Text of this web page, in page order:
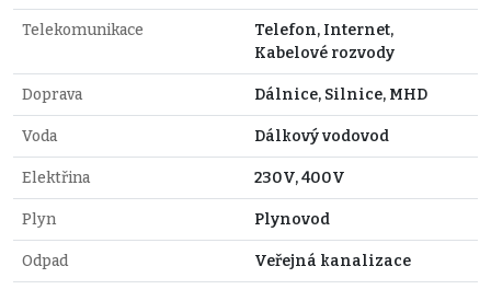
Telekomunikace
Telefon, Internet,
Kabelové rozvody
Doprava Dálnice, Silnice, MHD
Voda Dálkový vodovod
Elektřina 230V, 400V
Plyn Plynovod
Odpad Veřejná kanalizace